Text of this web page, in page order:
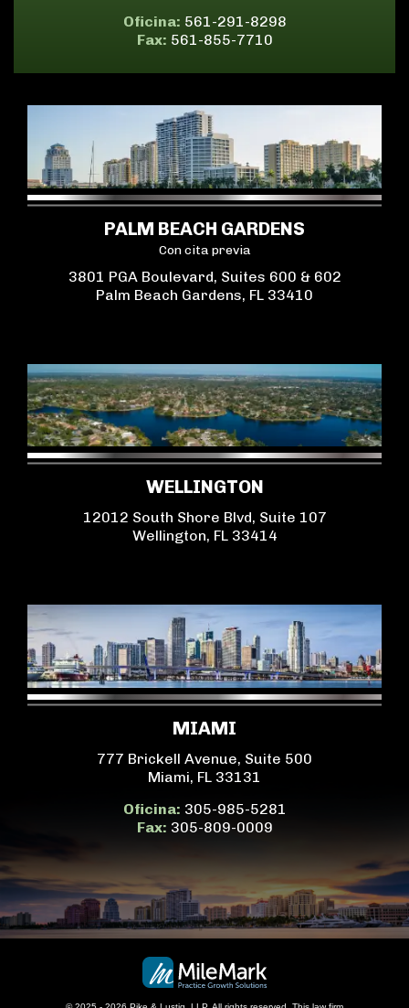
Oficina: 561-291-8298
Fax: 561-855-7710
PALM BEACH GARDENS
Con cita previa
3801 PGA Boulevard, Suites 600 & 602
Palm Beach Gardens, FL 33410
WELLINGTON
12012 South Shore Blvd, Suite 107
Wellington, FL 33414
MIAMI
777 Brickell Avenue, Suite 500
Miami, FL 33131
Oficina: 305-985-5281
Fax: 305-809-0009